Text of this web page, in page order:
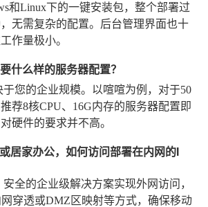
和Linux下的一键安装包，整个部署过
无需复杂的配置。后台管理界面也十
作量极小。
什么样的服务器配置？
于您的企业规模。以喧喧为例，对于50
荐8核CPU、16G内存的服务器配置即
硬件的要求并不高。
居家办公，如何访问部署在内网的I
全的企业级解决方案实现外网访问，
穿透或DMZ区映射等方式，确保移动